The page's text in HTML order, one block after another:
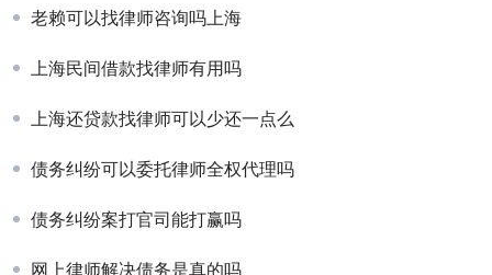
老赖可以找律师咨询吗上海
上海民间借款找律师有用吗
上海还贷款找律师可以少还一点么
债务纠纷可以委托律师全权代理吗
债务纠纷案打官司能打赢吗
网上律师解决债务是真的吗